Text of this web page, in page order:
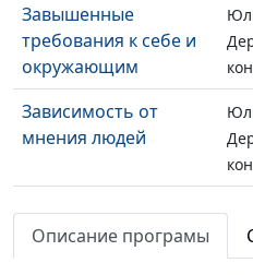
Завышенные
требования к себе и
окружающим
Зависимость от
мнения людей
Конфликты с тещей и
свекровью
Описание програмы